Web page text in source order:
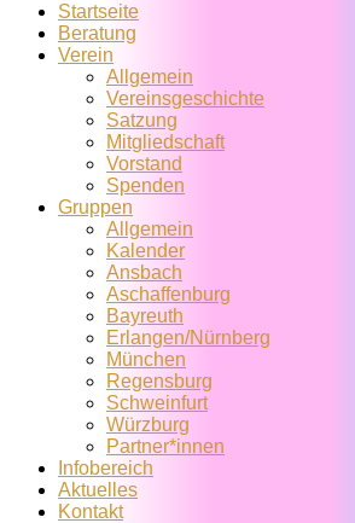
Startseite
Beratung
Verein
Allgemein
Vereins­geschichte
Satzung
Mitglied­schaft
Vorstand
Spenden
Gruppen
Allgemein
Kalender
Ansbach
Aschaffenburg
Bayreuth
Erlangen/Nürnberg
München
Regensburg
Schweinfurt
Würzburg
Partner*innen
Infobereich
Aktuelles
Kontakt